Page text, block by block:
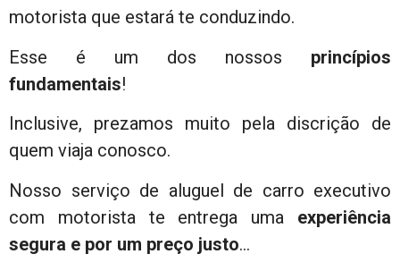
motorista que estará te conduzindo.
Esse é um dos nossos princípios
fundamentais!
Inclusive, prezamos muito pela discrição de
quem viaja conosco.
Nosso serviço de aluguel de carro executivo
com motorista te entrega uma experiência
segura e por um preço justo…